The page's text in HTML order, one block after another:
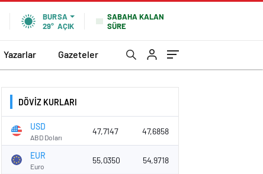
BURSA
29° AÇIK
SABAHA KALAN
SÜRE
Yazarlar Gazeteler
DÖVİZ KURLARI
USD
ABD Doları
47,7147 47,6858
EUR
Euro
55,0350 54,9718